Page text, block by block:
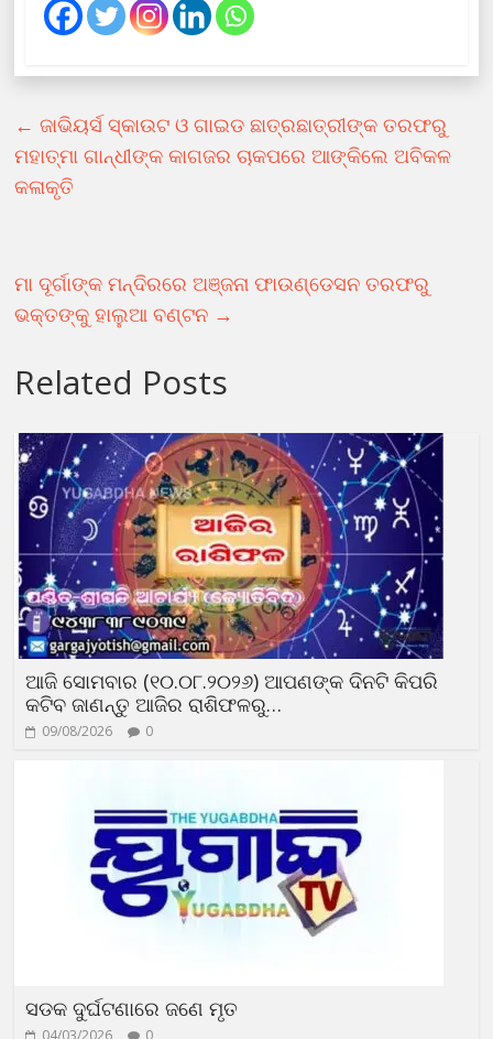
← ଜାଭିୟର୍ସ ସ୍କାଉଟ ଓ ଗାଇଡ ଛାତ୍ରଛାତ୍ରୀଙ୍କ ତରଫରୁ
ମହାତ୍ମା ଗାନ୍ଧୀଙ୍କ କାଗଜର ଚାକପରେ ଆଙ୍କିଲେ ଅବିକଳ
କଳାକୃତି
ମା ଦୂର୍ଗାଙ୍କ ମନ୍ଦିରରେ ଅଞ୍ଜନା ଫାଉଣ୍ଡେସନ ତରଫରୁ
ଭକ୍ତଙ୍କୁ ହାଲୁଆ ବଣ୍ଟନ →
Related Posts
ଆଜି ସୋମବାର (୧୦.୦୮.୨୦୨୬) ଆପଣଙ୍କ ଦିନଟି କିପରି
କଟିବ ଜାଣନ୍ତୁ ଆଜିର ରାଶିଫଳରୁ…
09/08/2026 0
ସଡକ ଦୁର୍ଘଟଣାରେ ଜଣେ ମୃତ
04/03/2026 0